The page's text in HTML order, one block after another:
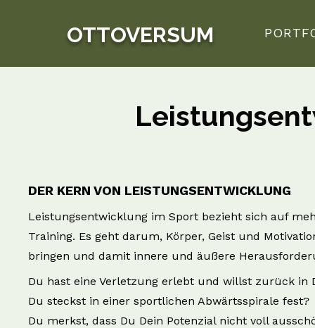
OTTOVERSUM
DER KERN VON LEISTUNGSENTWICKLUNG
Leistungsentwicklung im Sport bezieht sich auf
Training. Es geht darum, Körper, Geist und
bringen und damit innere und äußere
Du hast eine Verletzung erlebt und willst zurück in
Du steckst in einer sportlichen Abwärtsspirale fest?
Du merkst, dass Du Dein Potenzial nicht voll